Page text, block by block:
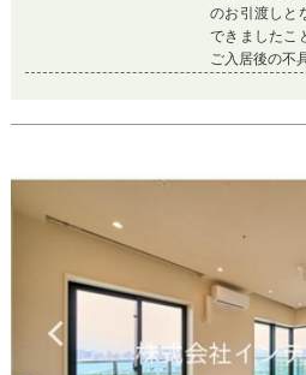
のお引渡しと
できましたこ
ご入居後の不